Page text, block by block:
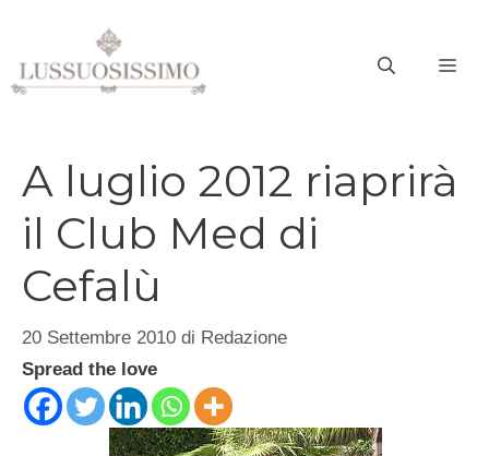
contenuto
A luglio 2012 riaprirà
il Club Med di
Cefalù
20 Settembre 2010 di Redazione
Spread the love